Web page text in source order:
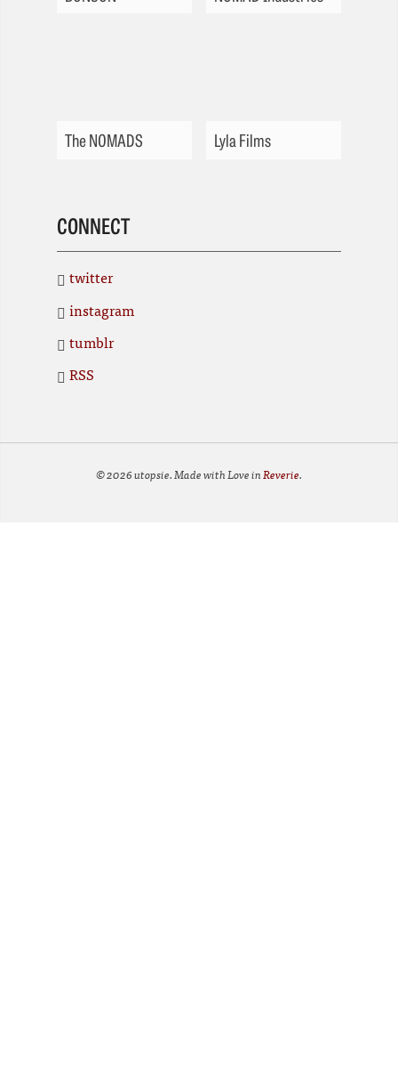
The NOMADS Lyla Films
CONNECT
twitter
instagram
tumblr
RSS
© 2026 utopsie. Made with Love inReverie.